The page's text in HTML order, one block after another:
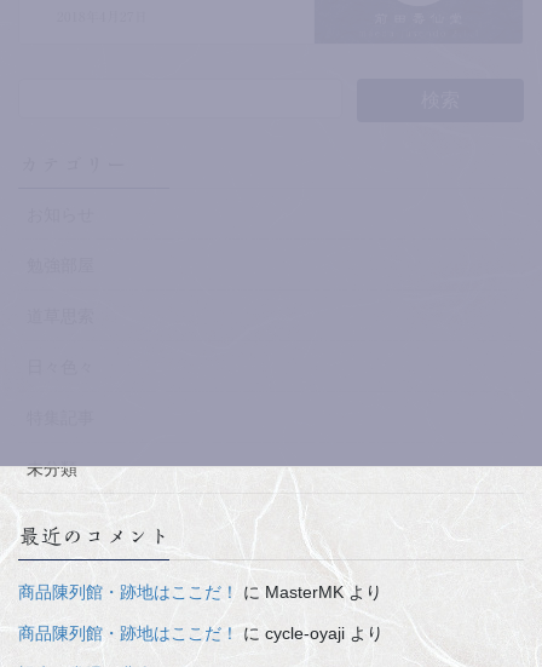
未分類
最近のコメント
商品陳列館・跡地はここだ！ に MasterMKより
商品陳列館・跡地はここだ！ に cycle-oyaji より